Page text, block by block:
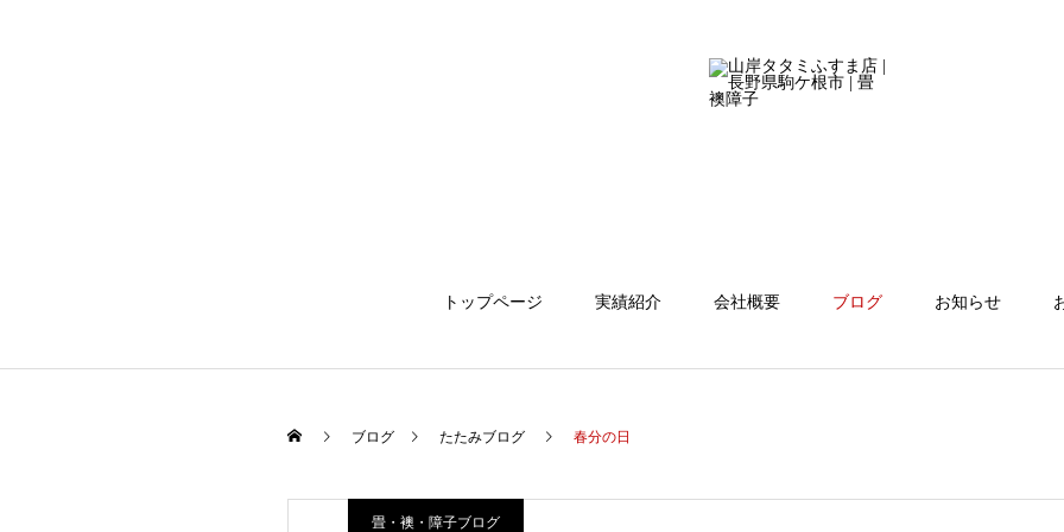
トップページ 実績紹介 会社概要 ブログ お知らせ
ブログ たたみブログ 春分の日
畳・襖・障子ブログ